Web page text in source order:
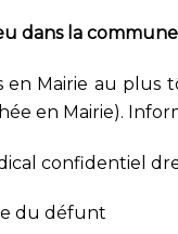
dans la commune
en Mairie au plus
en Mairie).
confidentiel
du défunt